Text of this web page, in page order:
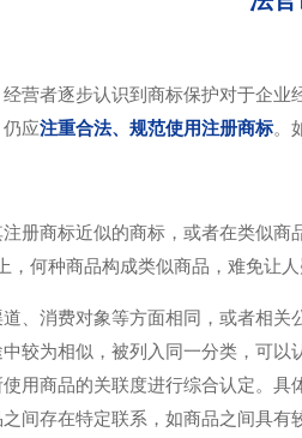
营者逐步认识到商标保护对于企
应注重合法、规范使用注册商标。
册商标近似的商标，或者在类似
何种商品构成类似商品，难免让人
、消费对象等方面相同，或者相
较为相似，被列入同一分类，可
用商品的关联度进行综合认定。
间存在特定联系，如商品之间具